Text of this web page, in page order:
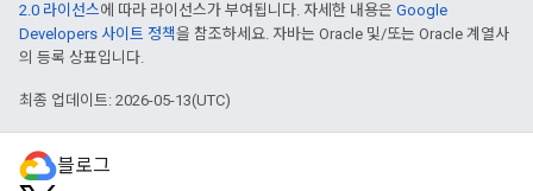
2.0 라이선스에 따라 라이선스가 부여됩니다. 자세한 내용은 Google
Developers 사이트 정책을 참조하세요. 자바는 Oracle 및/또는 Oracle 계열사
의 등록 상표입니다.
최종 업데이트: 2026-05-13(UTC)
블로그